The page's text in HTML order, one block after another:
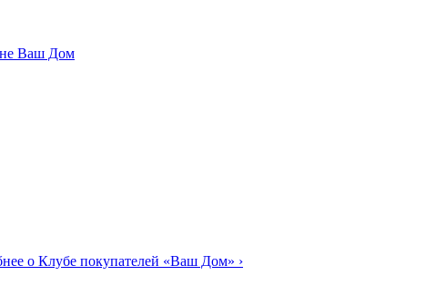
о Клубе покупателей «Ваш Дом» ›